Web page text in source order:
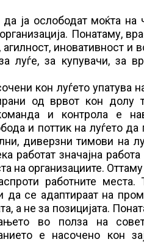
ја ослободат моќта на
Понатаму,
иновативност и
луѓе, за купувачи, за
кон луѓето
од врвот кон долу
и контрола е
и поттик на луѓето
диверзни тимови на
работат значајна работа
на организациите.
работните места.
се адаптираат на
а не за позицијата.
во полза на
е насочено кон